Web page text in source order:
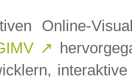
Online-
↗